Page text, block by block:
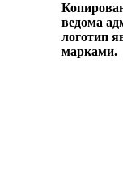
ведома
логотип
марками.